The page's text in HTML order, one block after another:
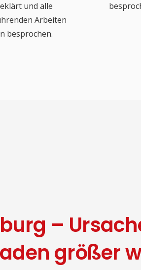
und alle
Arbeiten
besprochen.
–
größer